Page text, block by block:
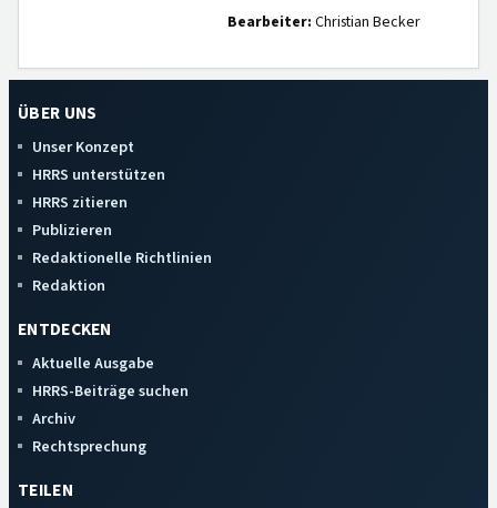
Bearbeiter: Christian Becker
ÜBER UNS
Unser Konzept
HRRS unterstützen
HRRS zitieren
Publizieren
Redaktionelle Richtlinien
Redaktion
ENTDECKEN
Aktuelle Ausgabe
HRRS-Beiträge suchen
Archiv
Rechtsprechung
TEILEN